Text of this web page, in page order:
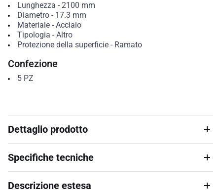
Lunghezza - 2100 mm
Diametro- 17.3 mm
Materiale- Acciaio
Tipologia - Altro
Protezione della superficie- Ramato
Confezione
5 PZ
Dettaglio prodotto
Specifiche tecniche
Descrizione estesa